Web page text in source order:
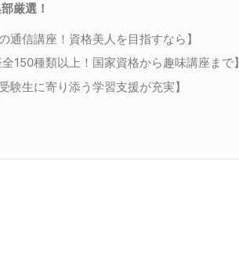
厳選！
通信講座！資格美人を目指すなら】
150種類以上！国家資格から趣味講座まで】
生に寄り添う学習支援が充実】